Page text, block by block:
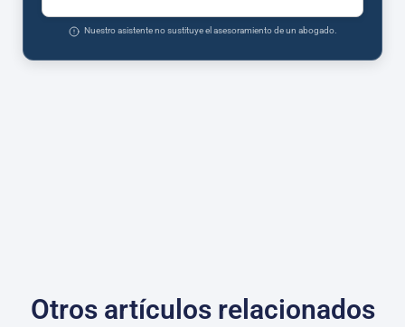
Nuestro asistente no sustituye el asesoramiento de un abogado.
Otros artículos relacionados